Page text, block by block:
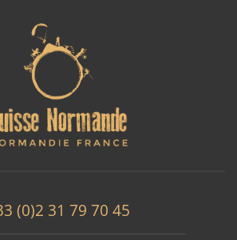
(0)2 31 79 70 45